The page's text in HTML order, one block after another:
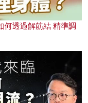
何透過解筋結 精準調